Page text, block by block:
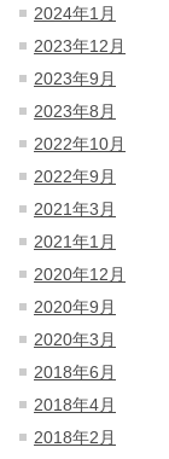
2024年1月
2023年12月
2023年9月
2023年8月
2022年10月
2022年9月
2021年3月
2021年1月
2020年12月
2020年9月
2020年3月
2018年6月
2018年4月
2018年2月